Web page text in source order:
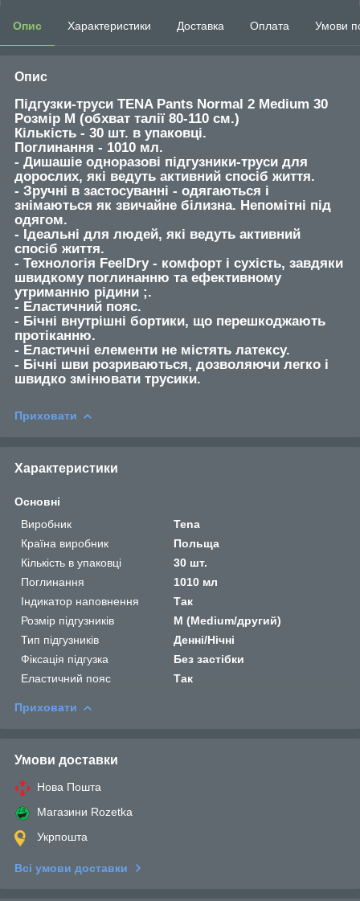
Опис Характеристики Доставка Оплата Умови
Опис
Підгузки-труси TENA Pants Normal 2 Medium 30
Розмір M (обхват талії 80-110 см.)
Кількість - 30 шт. в упаковці.
Поглинання - 1010 мл.
- Дишашіе одноразові підгузники-труси для
дорослих, які ведуть активний спосіб життя.
- Зручні в застосуванні - одягаються і
знімаються як звичайне білизна. Непомітні під
одягом.
- Ідеальні для людей, які ведуть активний
спосіб життя.
- Технологія FeelDry - комфорт і сухість, завдяки
швидкому поглинанню та ефективному
утриманню рідини ;.
- Еластичний пояс.
- Бічні внутрішні бортики, що перешкоджають
протіканню.
- Еластичні елементи не містять латексу.
- Бічні шви розриваються, дозволяючи легко і
швидко змінювати трусики.
Приховати
Характеристики
Основні
Виробник
Tena
Країна виробник
Польща
Кількість в упаковці
30 шт.
Поглинання
1010 мл
Індикатор наповнення
Так
Розмір підгузників
M (Medium/другий)
Тип підгузників
Денні/Нічні
Фіксація підгузка
Без застібки
Еластичний пояс
Так
Приховати
Умови доставки
Нова Пошта
Магазини Rozetka
Укрпошта
Всі умови доставки